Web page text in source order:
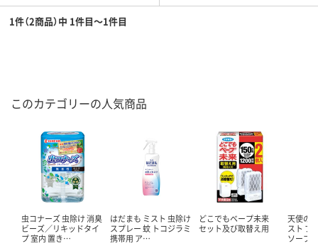
1件（2商品）中 1件目～1件目
このカテゴリーの人気商品
虫コナーズ 虫除け 消臭
ビーズ／リキッドタイ
プ 室内 置き…
はだまも ミスト 虫除け
スプレー 蚊 トコジラミ
携帯用 ア…
どこでもベープ未来
セット及び取替え用
天使の
スト プ
ソープ